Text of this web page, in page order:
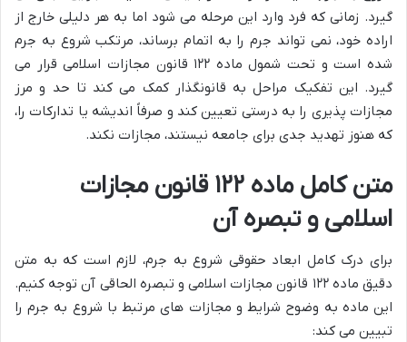
گیرد. زمانی که فرد وارد این مرحله می شود اما به هر دلیلی خارج از
اراده خود، نمی تواند جرم را به اتمام برساند، مرتکب شروع به جرم
شده است و تحت شمول ماده ۱۲۲ قانون مجازات اسلامی قرار می
گیرد. این تفکیک مراحل به قانونگذار کمک می کند تا حد و مرز
مجازات پذیری را به درستی تعیین کند و صرفاً اندیشه یا تدارکات را،
که هنوز تهدید جدی برای جامعه نیستند، مجازات نکند.
متن کامل ماده ۱۲۲ قانون مجازات
اسلامی و تبصره آن
برای درک کامل ابعاد حقوقی شروع به جرم، لازم است که به متن
دقیق ماده ۱۲۲ قانون مجازات اسلامی و تبصره الحاقی آن توجه کنیم.
این ماده به وضوح شرایط و مجازات های مرتبط با شروع به جرم را
تبیین می کند: